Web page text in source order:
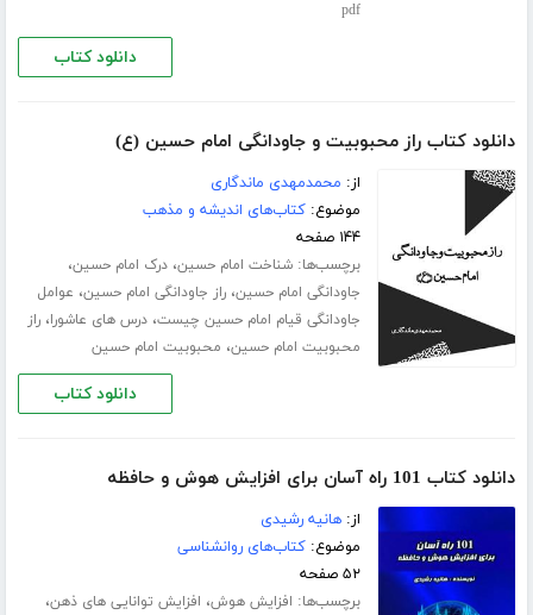
pdf
دانلود کتاب
دانلود کتاب راز محبوبیت و جاودانگی امام حسین (ع)
از: محمدمهدی ماندگاری
موضوع:کتاب‌های اندیشه و مذهب
۱۴۴ صفحه
برچسب‌ها:شناخت امام حسین،درک امام حسین،
جاودانگی امام حسین،راز جاودانگی امام حسین، عوامل
جاودانگی قیام امام حسین چیست،درس های عاشورا،راز
محبوبیت امام حسین، محبوبیت امام حسین
دانلود کتاب
دانلود کتاب 101 راه آسان برای افزایش هوش و حافظه
از:هانیه رشیدی
موضوع:کتاب‌های روانشناسی
۵۲ صفحه
برچسب‌ها: افزایش هوش، افزایش توانایی های ذهن،